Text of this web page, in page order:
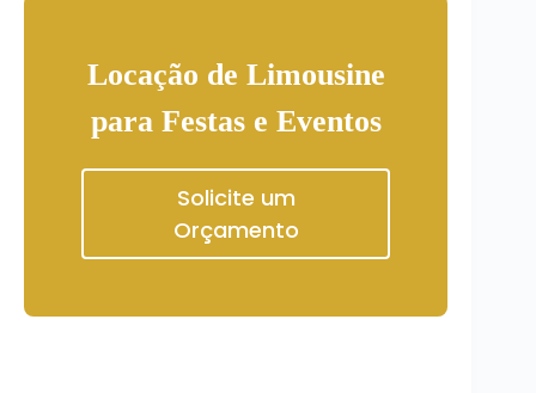
Locação de Limousine
para Festas e Eventos
Solicite um
Orçamento